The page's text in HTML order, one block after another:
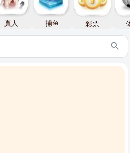
真人 捕鱼 彩票 体育